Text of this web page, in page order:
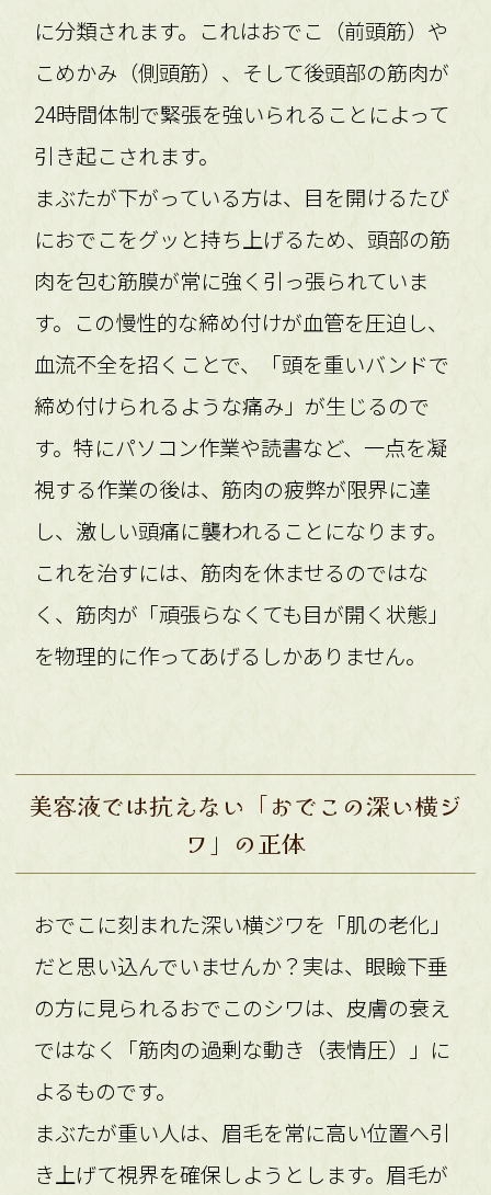
に分類されます。これはおでこ（前頭筋）や
こめかみ（側頭筋）、そして後頭部の筋肉が
24時間体制で緊張を強いられることによって
引き起こされます。
まぶたが下がっている方は、目を開けるたび
におでこをグッと持ち上げるため、頭部の筋
肉を包む筋膜が常に強く引っ張られていま
す。この慢性的な締め付けが血管を圧迫し、
血流不全を招くことで、「頭を重いバンドで
締め付けられるような痛み」が生じるので
す。特にパソコン作業や読書など、一点を凝
視する作業の後は、筋肉の疲弊が限界に達
し、激しい頭痛に襲われることになります。
これを治すには、筋肉を休ませるのではな
く、筋肉が「頑張らなくても目が開く状態」
を物理的に作ってあげるしかありません。
美容液では抗えない「おでこの深い横ジ
ワ」の正体
おでこに刻まれた深い横ジワを「肌の老化」
だと思い込んでいませんか？実は、眼瞼下垂
の方に見られるおでこのシワは、皮膚の衰え
ではなく「筋肉の過剰な動き（表情圧）」に
よるものです。
まぶたが重い人は、眉毛を常に高い位置へ引
き上げて視界を確保しようとします。眉毛が